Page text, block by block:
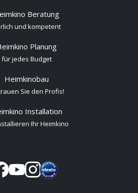
Beratung
und kompetent
Planung
für jedes Budget
Heimkinobau
Sie den Profis!
Installation
Ihr Heimkino